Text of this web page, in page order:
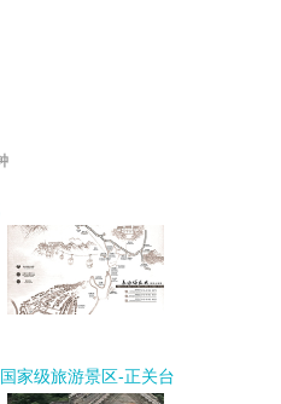
家级旅游景区-正关台